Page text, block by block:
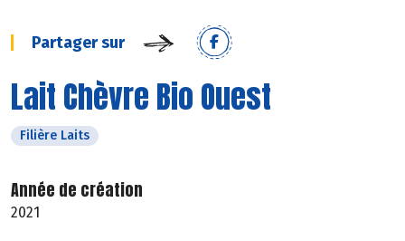
Partager sur
Lait Chèvre Bio Ouest
Filière Laits
Année de création
2021